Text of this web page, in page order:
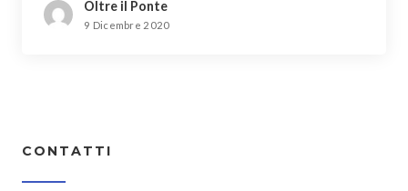
Oltre il Ponte
9 Dicembre 2020
CONTATTI